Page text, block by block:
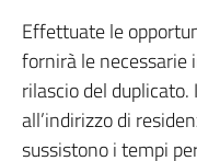
Effettuate le
fornirà le necessarie
rilascio del
all’indirizzo di
sussistono i tempi